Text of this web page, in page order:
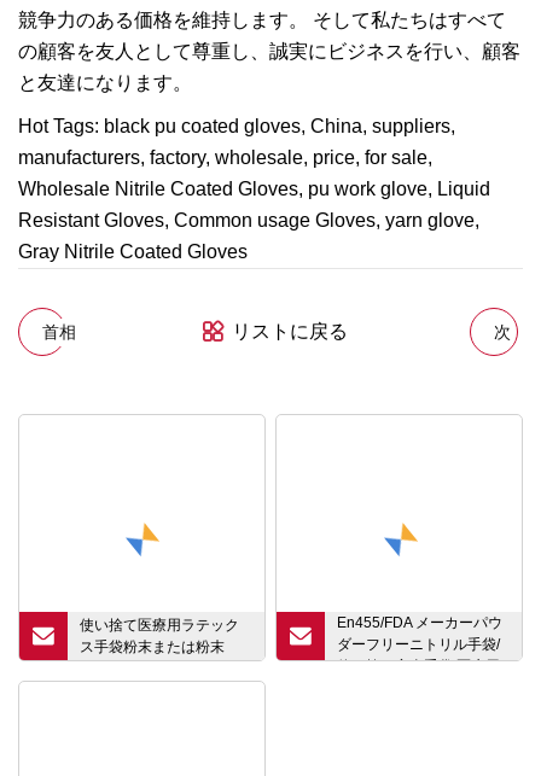
競争力のある価格を維持します。 そして私たちはすべて
の顧客を友人として尊重し、誠実にビジネスを行い、顧客
と友達になります。
Hot Tags: black pu coated gloves, China, suppliers,
manufacturers, factory, wholesale, price, for sale,
Wholesale Nitrile Coated Gloves, pu work glove, Liquid
Resistant Gloves, Common usage Gloves, yarn glove,
Gray Nitrile Coated Gloves
首相 リストに戻る 次
使い捨て医療用ラテック
ス手袋粉末または粉末
En455/FDA メーカーパウ
ダーフリーニトリル手袋/
使い捨て安全手袋/医療用/